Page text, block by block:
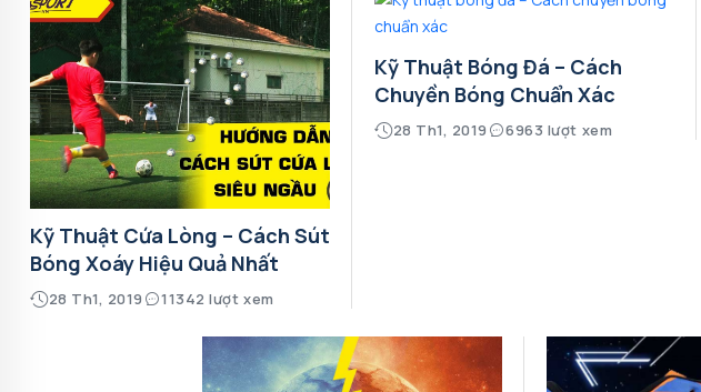
Kỹ Thuật Cứa Lòng – Cách Sút
Bóng Xoáy Hiệu Quả Nhất
28 Th1, 2019 11342 lượt xem
Kỹ Thuật Bóng Đá – Cách
Chuyền Bóng Chuẩn Xác
28 Th1, 2019 6963 lượt xem